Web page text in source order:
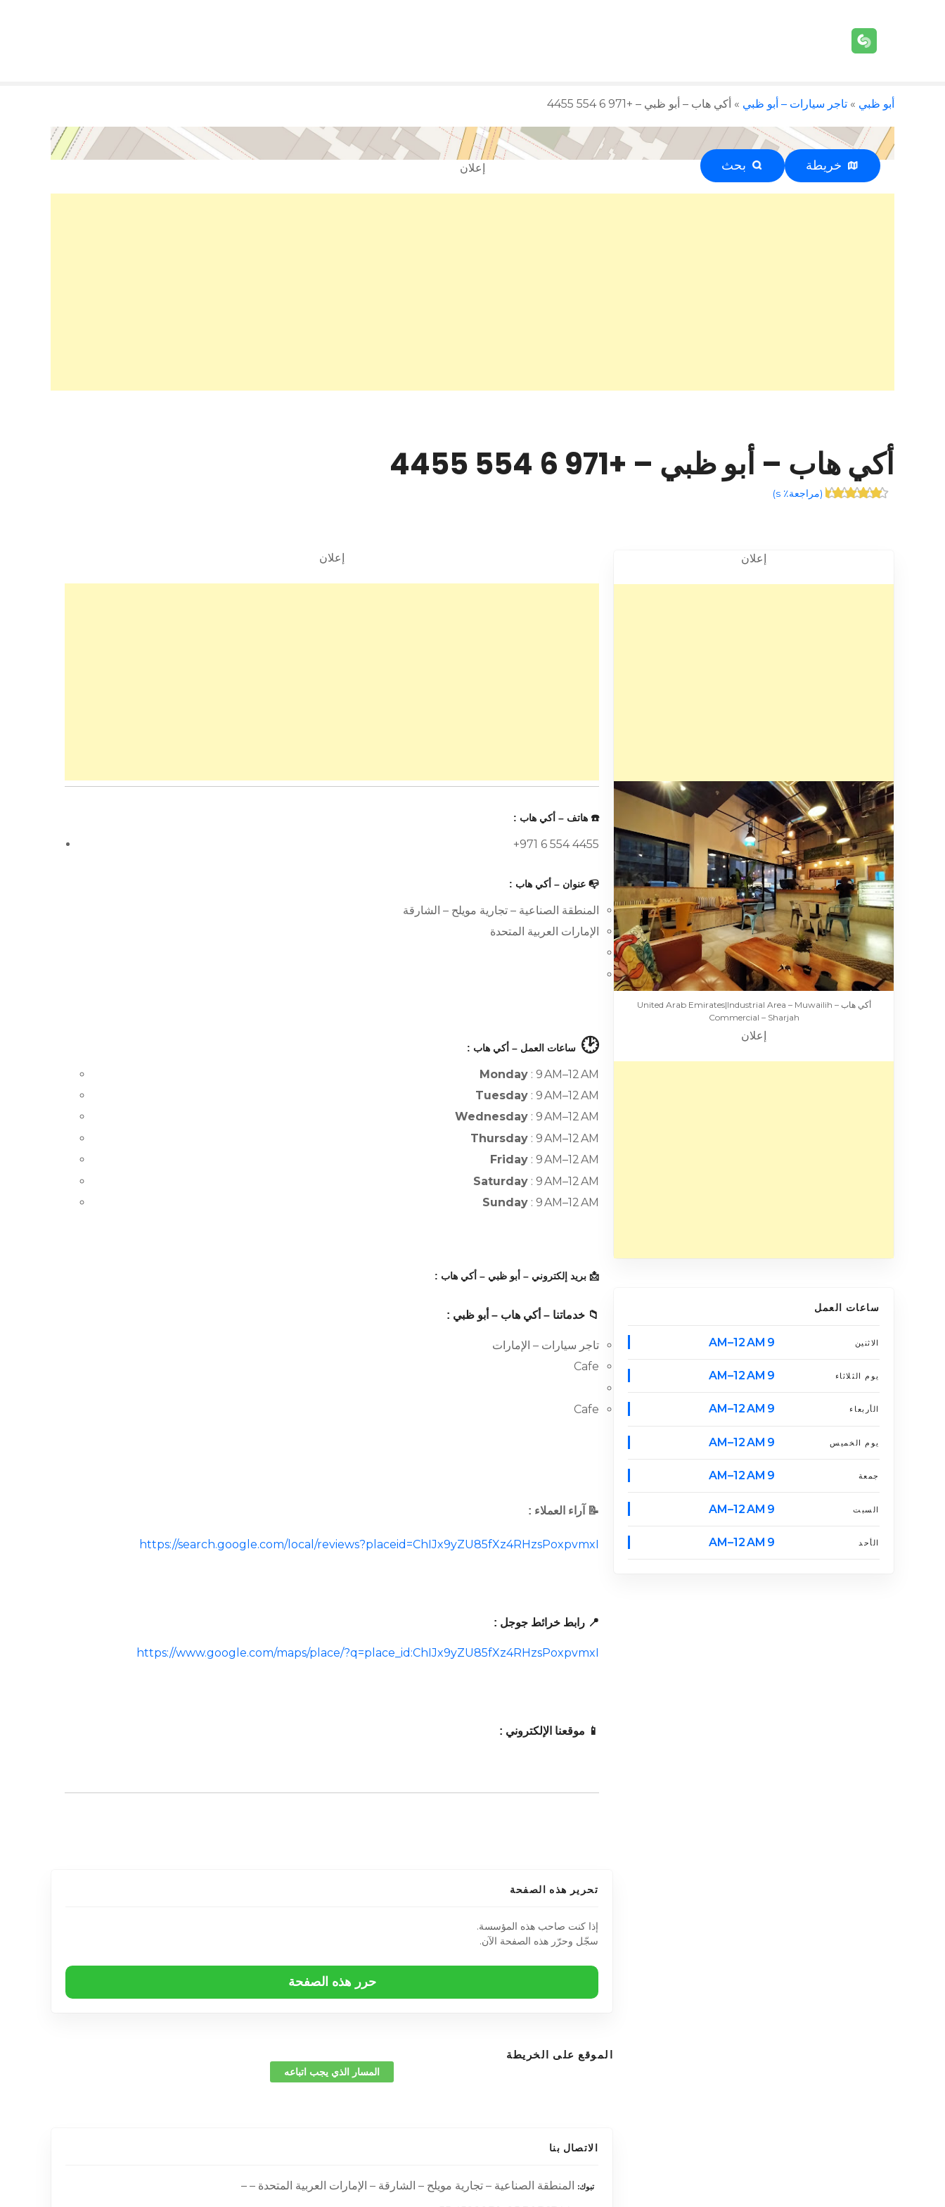
أبو ظبي » تاجر سيارات – أبو ظبي » أكي هاب – أبو ظبي – +971 6 554 4455
خريطة بحث إعلان
أكي هاب – أبو ظبي – +971 6 554 4455
(مراجعة٪ s )
إعلان
أكي هاب – United Arab Emirates|Industrial Area – Muwailih
Commercial – Sharjah
إعلان
ساعات العمل
الاثنين 9 AM–12 AM
يوم الثلاثاء 9 AM–12 AM
الأربعاء 9 AM–12 AM
يوم الخميس 9 AM–12 AM
جمعة 9 AM–12 AM
السبت 9 AM–12 AM
الأحد 9 AM–12 AM
إعلان
☎️ هاتف – أكي هاب :
+971 6 554 4455
📭 عنوان – أكي هاب :
المنطقة الصناعية – تجارية مويلح – الشارقة
الإمارات العربية المتحدة
🕑 ساعات العمل – أكي هاب :
Monday : 9 AM–12 AM
Tuesday : 9 AM–12 AM
Wednesday : 9 AM–12 AM
Thursday : 9 AM–12 AM
Friday : 9 AM–12 AM
Saturday : 9 AM–12 AM
Sunday : 9 AM–12 AM
📩 بريد إلكتروني – أبو ظبي – أكي هاب :
📁 خدماتنا – أكي هاب – أبو ظبي :
تاجر سيارات – الإمارات
Cafe
Cafe
📝 آراء العملاء :
https://search.google.com/local/reviews?placeid=ChIJx9yZU85fXz4RHzsPoxpvmxI
📍 رابط خرائط جوجل :
https://www.google.com/maps/place/?q=place_id:ChIJx9yZU85fXz4RHzsPoxpvmxI
📱 موقعنا الإلكتروني :
تحرير هذه الصفحة
إذا كنت صاحب هذه المؤسسة.
سجّل وحرّر هذه الصفحة الآن.
حرر هذه الصفحة
الموقع على الخريطة
المسار الذي يجب اتباعه
الاتصال بنا
تبوك المنطقة الصناعية – تجارية مويلح – الشارقة – الإمارات العربية المتحدة – –